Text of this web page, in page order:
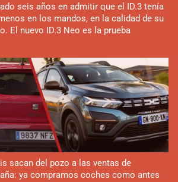
seis años en admitir que el ID.3 tenía
en los mandos, en la calidad de su
El nuevo ID.3 Neo es la prueba
sacan del pozo a las ventas de
ya compramos coches como antes